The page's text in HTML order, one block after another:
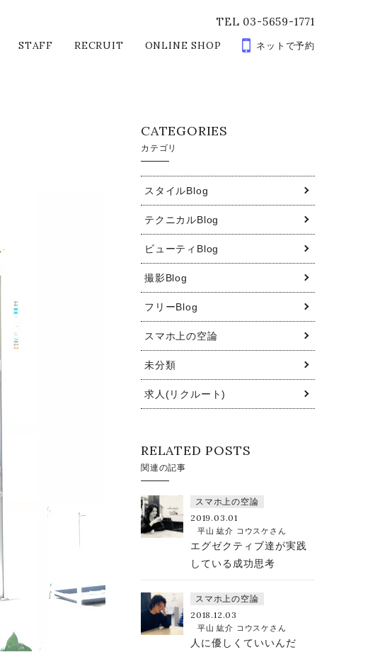
TEL 03-5659-1771
STAFF RECRUIT ONLINE SHOP ネットで予約
CATEGORIES
カテゴリ
スタイルBlog
テクニカルBlog
ビューティBlog
撮影Blog
フリーBlog
スマホ上の空論
未分類
求人(リクルート)
RELATED POSTS
関連の記事
スマホ上の空論
2019.03.01
平山 紘介 コウスケさん
エグゼクティブ達が実践
している成功思考
スマホ上の空論
2018.12.03
平山 紘介 コウスケさん
人に優しくていいんだ